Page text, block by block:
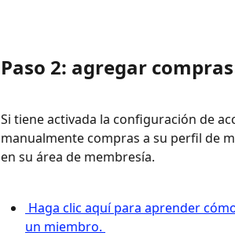
Paso 2: agregar
Si tiene activada la configuración de
manualmente compras a su perfil de
en su área de membresía.
un miembro.